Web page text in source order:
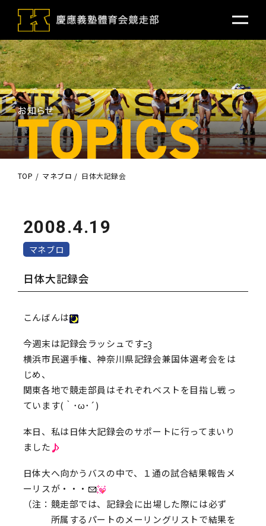
TOP マネブロ 日体大記録会
2008.4.19
マネブロ
日体大記録会
こんばんは
今週末は記録会ラッシュです
横浜市民選手権、神奈川県記録会兼国体選考会をは
じめ、
関東各地で競走部員はそれぞれベストを目指し戦っ
ています(｀･ω･´)
本日、私は日体大記録会のサポートに行ってまいり
ました
日体大へ向かうバスの中で、１通の試合結果報告メ
ーリスが・・・
（注：競走部では、記録会に出場した際には必ず
所属するパートのメーリングリストで結果を